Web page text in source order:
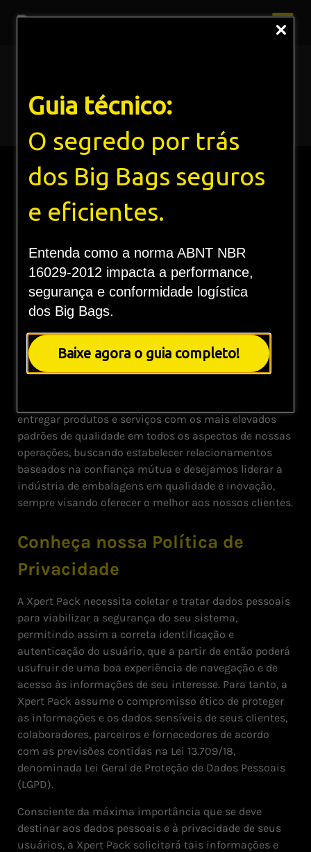
Guia técnico:
O segredo por trás
dos Big Bags seguros
e eficientes.
Entenda como a norma ABNT NBR
16029-2012 impacta a performance,
segurança e conformidade logística
dos Big Bags.
Baixe agora o guia completo!
Home Política de Privacidade
Conheça nossa Política da
Qualidade
A Xpert Pack tem o compromisso de buscar soluções
inovadoras para otimizar as cadeias produtivas e
atender às necessidades dos consumidores,
produzindo embalagens que maximize a eficiência
entregar produtos e serviços com os mais elevados
padrões de qualidade em todos os aspectos de nossas
operações, buscando estabelecer relacionamentos
baseados na confiança mútua e desejamos liderar a
indústria de embalagens em qualidade e inovação,
sempre visando oferecer o melhor aos nossos clientes.
Conheça nossa Política de
Privacidade
A Xpert Pack necessita coletar e tratar dados pessoais
para viabilizar a segurança do seu sistema,
permitindo assim a correta identificação e
autenticação do usuário, que a partir de então poderá
usufruir de uma boa experiência de navegação e de
acesso às informações de seu interesse. Para tanto, a
Xpert Pack assume o compromisso ético de proteger
as informações e os dados sensíveis de seus clientes,
colaboradores, parceiros e fornecedores de acordo
com as previsões contidas na Lei 13.709/18,
denominada Lei Geral de Proteção de Dados Pessoais
(LGPD).
Consciente da máxima importância que se deve
destinar aos dados pessoais e à privacidade de seus
usuários, a Xpert Pack solicitará tais informações e